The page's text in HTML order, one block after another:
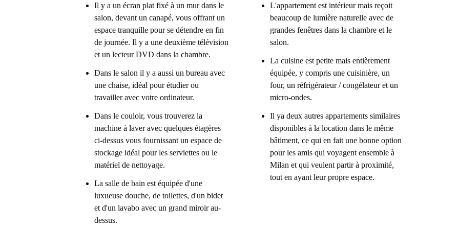
Il y a un écran plat fixé à un mur dans le
salon, devant un canapé, vous offrant un
espace tranquille pour se détendre en fin
de journée. Il y a une deuxième télévision
et un lecteur DVD dans la chambre.
Dans le salon il y a aussi un bureau avec
une chaise, idéal pour étudier ou
travailler avec votre ordinateur.
Dans le couloir, vous trouverez la
machine à laver avec quelques étagères
ci-dessus vous fournissant un espace de
stockage idéal pour les serviettes ou le
matériel de nettoyage.
La salle de bain est équipée d'une
luxueuse douche, de toilettes, d'un bidet
et d'un lavabo avec un grand miroir au-
dessus.
L'appartement est intérieur mais reçoit
beaucoup de lumière naturelle avec de
grandes fenêtres dans la chambre et le
salon.
La cuisine est petite mais entièrement
équipée, y compris une cuisinière, un
four, un réfrigérateur / congélateur et un
micro-ondes.
Il ya deux autres appartements similaires
disponibles à la location dans le même
bâtiment, ce qui en fait une bonne option
pour les amis qui voyagent ensemble à
Milan et qui veulent partir à proximité,
tout en ayant leur propre espace.